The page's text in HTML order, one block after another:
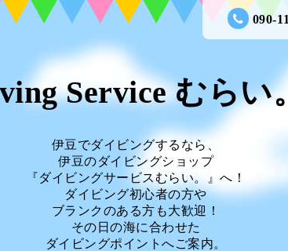
090-
Service むらい。
伊豆でダイビングするなら、
伊豆のダイビングショップ
『ダイビングサービスむらい。』へ！
ダイビング初心者の方や
ブランクのある方も大歓迎！
その日の海に合わせた
ダイビングポイントへご案内。